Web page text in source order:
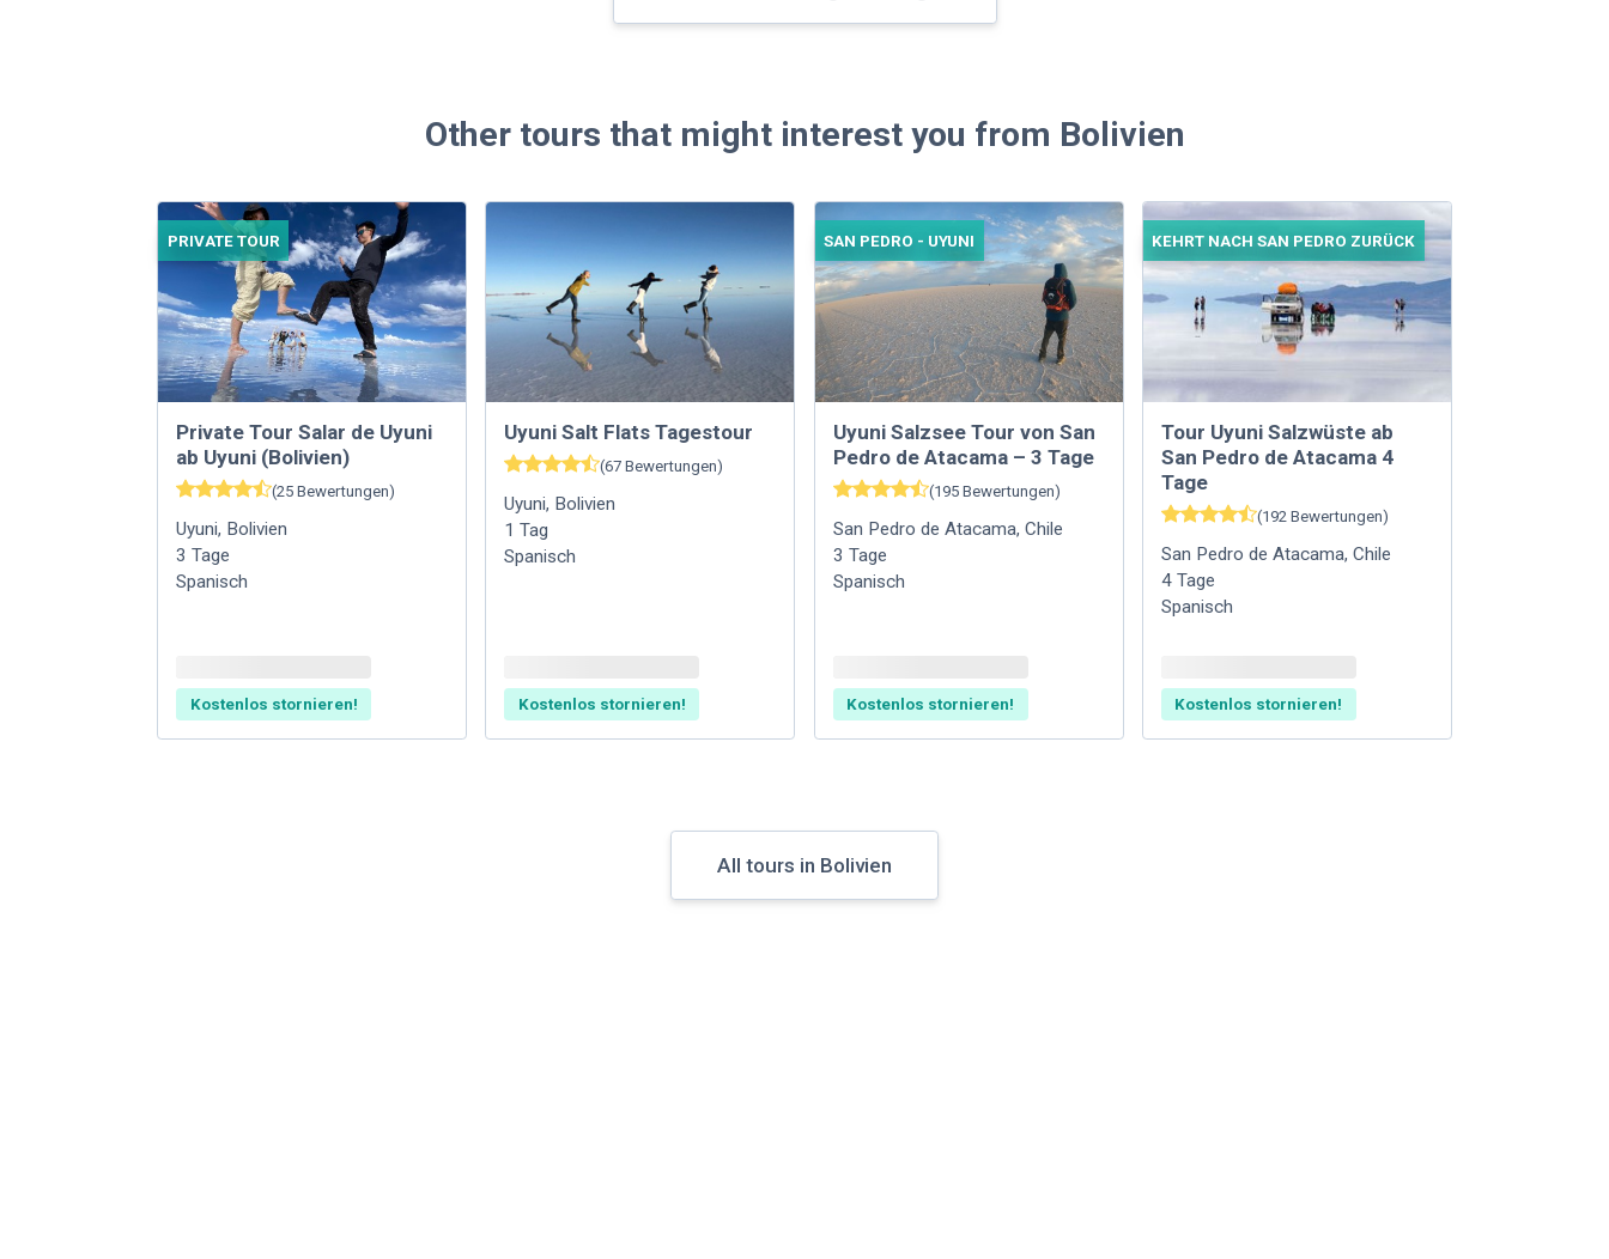
Other tours that might interest you from Bolivien
PRIVATE TOUR
Private Tour Salar de Uyuni
ab Uyuni (Bolivien)
(25 Bewertungen)
Uyuni, Bolivien
3 Tage
Spanisch
Kostenlos stornieren!
Uyuni Salt Flats Tagestour
(67 Bewertungen)
Uyuni, Bolivien
1 Tag
Spanisch
Kostenlos stornieren!
SAN PEDRO - UYUNI
Uyuni Salzsee Tour von San
Pedro de Atacama – 3 Tage
(195 Bewertungen)
San Pedro de Atacama, Chile
3 Tage
Spanisch
Kostenlos stornieren!
KEHRT NACH SAN PEDRO ZURÜCK
Tour Uyuni Salzwüste ab
San Pedro de Atacama 4
Tage
(192 Bewertungen)
San Pedro de Atacama,Chile
4 Tage
Spanisch
Kostenlos stornieren!
All tours in Bolivien